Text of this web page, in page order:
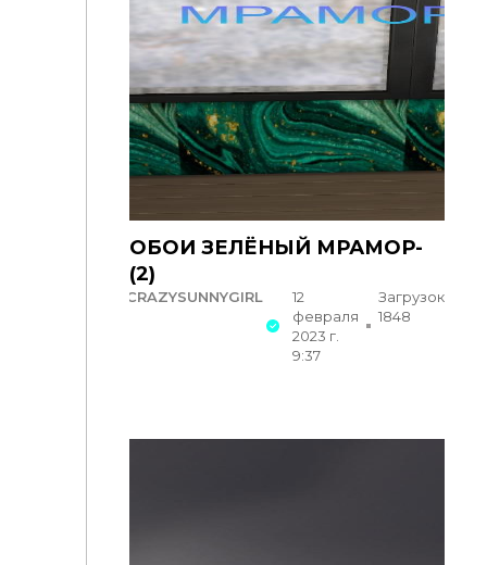
ОБОИ ЗЕЛЁНЫЙ МРАМОР-
(2)
CRAZYSUNNYGIRL
12
февраля
2023 г.
9:37
Загрузок:
1848